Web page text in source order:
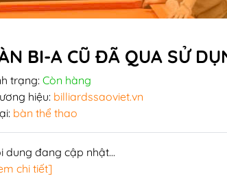
Gậy Fury
Bàn bi lắc văn phòng
BI-A CŨ ĐÃ QUA SỬ
trạng: Còn hàng
hiệu: billiardssaoviet.vn
bàn thể thao
dung đang cập nhật...
chi tiết]